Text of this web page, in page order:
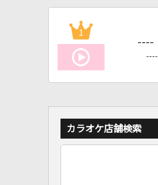
1
----
----
カラオケ店舗検索